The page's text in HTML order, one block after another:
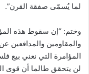
لما يُسمّى صفقة القرن”.
وختم: “إن سقوط هذه
والمقاومين والمدافعين
المؤامرة التي نعني بيع
لن يتحقق طالما أن قوى